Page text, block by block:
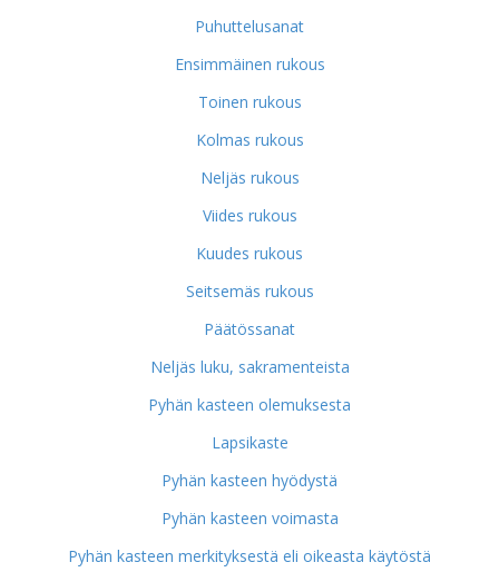
Puhuttelusanat
Ensimmäinen rukous
Toinen rukous
Kolmas rukous
Neljäs rukous
Viides rukous
Kuudes rukous
Seitsemäs rukous
Päätössanat
Neljäs luku, sakramenteista
Pyhän kasteen olemuksesta
Lapsikaste
Pyhän kasteen hyödystä
Pyhän kasteen voimasta
Pyhän kasteen merkityksestä eli oikeasta käytöstä